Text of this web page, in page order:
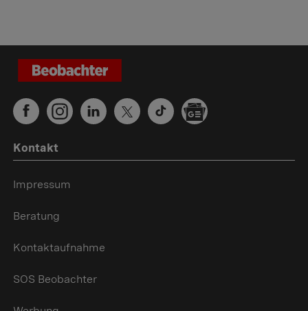
Kontakt
Impressum
Beratung
Kontaktaufnahme
SOS Beobachter